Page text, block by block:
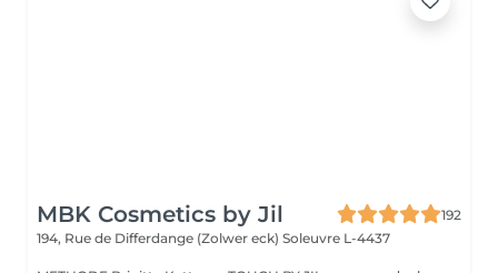
MBK Cosmetics by Jil
192
194, Rue de Differdange (Zolwer eck) Soleuvre L-4437